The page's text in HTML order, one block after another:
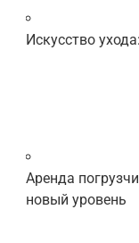
Искусство
Аренда
новый уровень